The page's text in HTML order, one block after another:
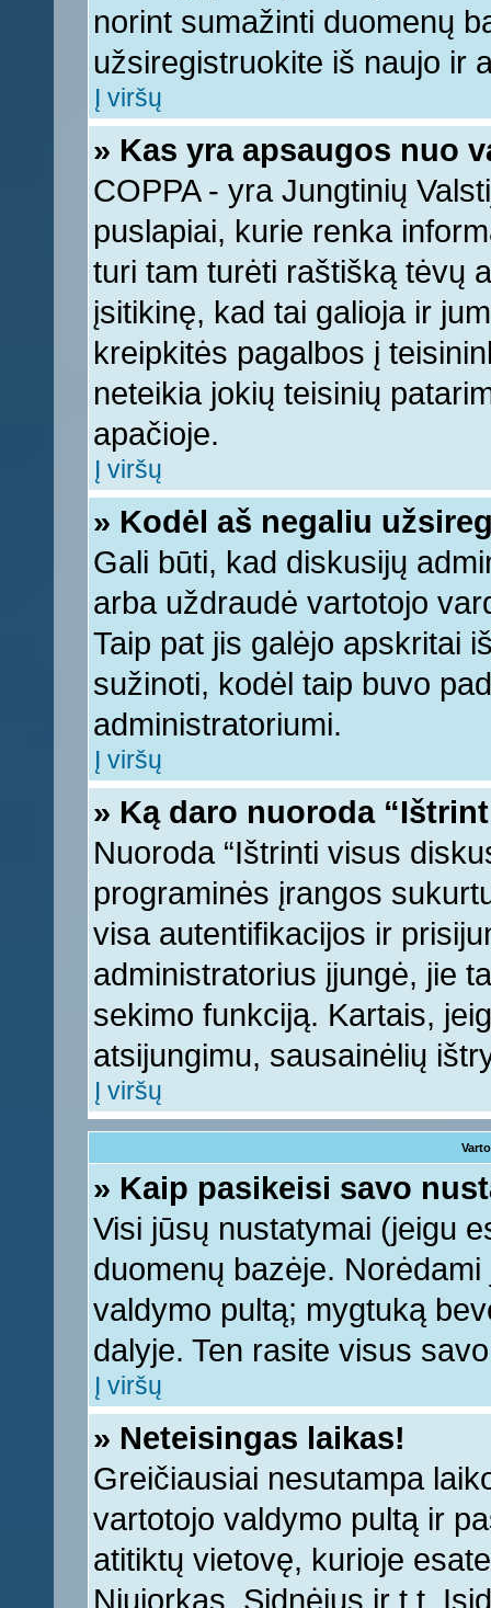
norint sumažinti duomenų
užsiregistruokite iš naujo ir
Į viršų
» Kas yra apsaugos nuo
COPPA - yra Jungtinių
puslapiai, kurie renka
turi tam turėti raštišką tėvų
įsitikinę, kad tai galioja ir
kreipkitės pagalbos į
neteikia jokių teisinių
apačioje.
Į viršų
» Kodėl aš negaliu
Gali būti, kad diskusijų
arba uždraudė vartotojo
Taip pat jis galėjo apskritai
sužinoti, kodėl taip buvo
administratoriumi.
Į viršų
» Ką daro nuoroda
Nuoroda “Ištrinti visus
programinės įrangos
visa autentifikacijos ir
administratorius įjungė, jie
sekimo funkciją. Kartais,
atsijungimu, sausainėlių
Į viršų
» Kaip pasikeisi savo
Visi jūsų nustatymai (jeigu
duomenų bazėje.
valdymo pultą; mygtuką
dalyje. Ten rasite visus
Į viršų
» Neteisingas laikas!
Greičiausiai nesutampa
vartotojo valdymo pultą ir
atitiktų vietovę, kurioje
Niujorkas, Sidnėjus ir t.t.